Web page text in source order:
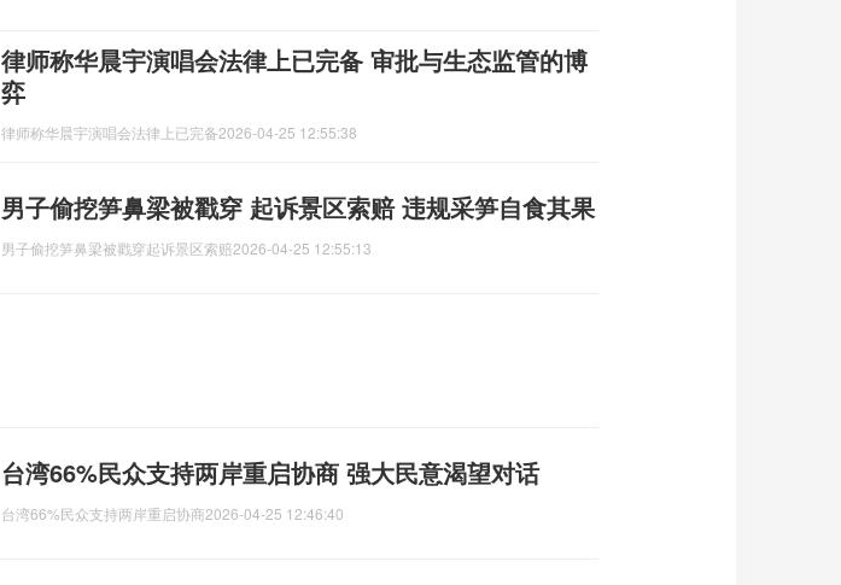
律师称华晨宇演唱会法律上已完备 审批与生态监管的博
弈
律师称华晨宇演唱会法律上已完备2026-04-25 12:55:38
男子偷挖笋鼻梁被戳穿 起诉景区索赔 违规采笋自食其果
男子偷挖笋鼻梁被戳穿起诉景区索赔2026-04-25 12:55:13
台湾66%民众支持两岸重启协商 强大民意渴望对话
台湾66%民众支持两岸重启协商2026-04-25 12:46:40